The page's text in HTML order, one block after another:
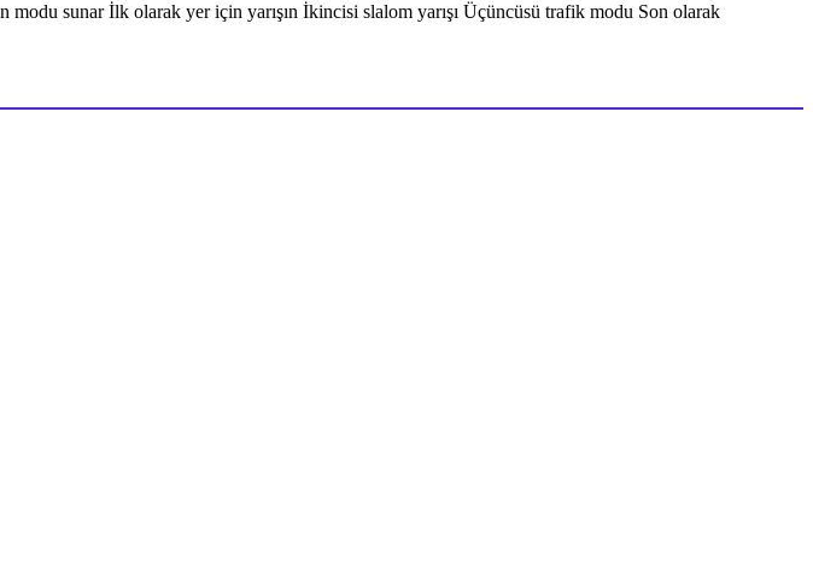
modu sunar İlk olarak yer için yarışın İkincisi slalom yarışı Üçüncüsü trafik modu Son olarak